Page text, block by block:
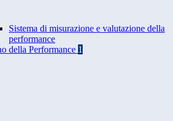
Sistema di misurazione e valutazione della
performance
della Performance 1